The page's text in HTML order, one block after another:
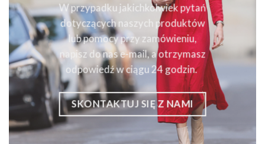
W przypadku jakichkolwiek pytań
dotyczących naszych produktów
lub pomocy przy zamówieniu,
napisz do nas e-mail, a otrzymasz
odpowiedź w ciągu 24 godzin.
SKONTAKTUJ SIĘ Z NAMI